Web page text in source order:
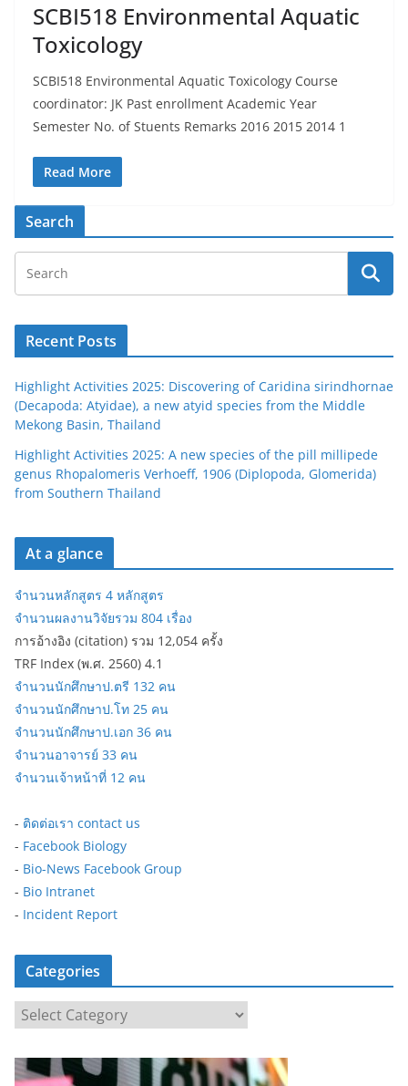
SCBI518 Environmental Aquatic
Toxicology
SCBI518 Environmental Aquatic Toxicology Course
coordinator: JK Past enrollment Academic Year
Semester No. of Stuents Remarks 2016 2015 2014 1
Read More
Search
Recent Posts
Highlight Activities 2025: Discovering of Caridina sirindhornae
(Decapoda: Atyidae), a new atyid species from the Middle
Mekong Basin, Thailand
Highlight Activities 2025: A new species of the pill millipede
genus Rhopalomeris Verhoeff, 1906 (Diplopoda, Glomerida)
from Southern Thailand
At a glance
จำนวนหลักสูตร 4 หลักสูตร
จำนวนผลงานวิจัยรวม 804 เรื่อง
การอ้างอิง (citation) รวม 12,054 ครั้ง
TRF Index (พ.ศ. 2560) 4.1
จำนวนนักศึกษาป.ตรี 132 คน
จำนวนนักศึกษาป.โท 25 คน
จำนวนนักศึกษาป.เอก 36 คน
จำนวนอาจารย์ 33 คน
จำนวนเจ้าหน้าที่ 12 คน
- ติดต่อเรา contact us
- Facebook Biology
- Bio-News Facebook Group
- Bio Intranet
- Incident Report
Categories
t
e